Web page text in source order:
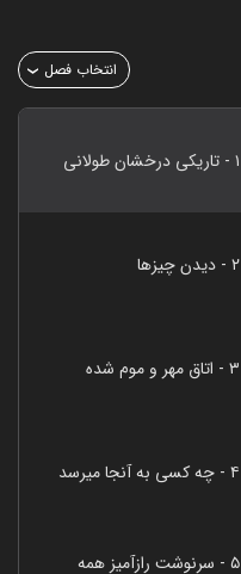
انتخاب فصل
فصل ۱ - قسمت ۵ - سرنوشت رازآمیز همه